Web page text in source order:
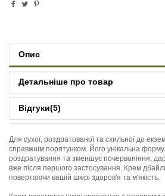
Опис
Детальніше про товар
Відгуки(5)
Для сухої, роздратованої та схильної до
справжнім порятунком. Його унікальна
роздратування та зменшує почервоніння,
вже після першого застосування. Крем
повертаючи вашій шкірі здоров'я та м'якість.